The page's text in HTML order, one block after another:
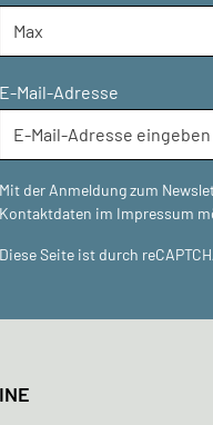
E-Mail-Adresse
Mit der Anmeldung zum
Kontaktdaten im Impressum
Diese Seite ist durch